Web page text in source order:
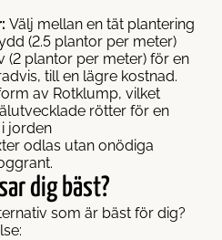
Välj mellan en tät plantering
(2.5 plantor per meter)
(2 plantor per meter) för en
till en lägre kostnad.
av Rotklump, vilket
rötter för en
jorden
odlas utan onödiga
dig bäst?
som är bäst för dig?